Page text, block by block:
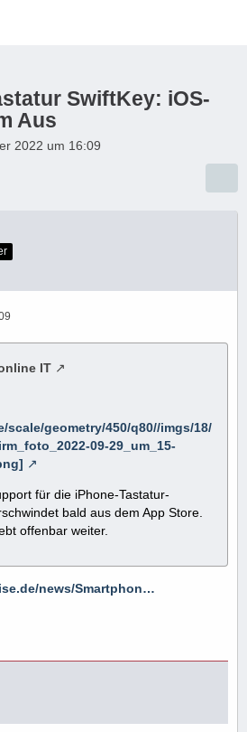
SwiftKey: iOS-
Aus
2022 um 16:09
IT
scale/geometry/450/q80//imgs/18/
09-29_um_15-
für die iPhone-Tastatur-
bald aus dem App Store.
offenbar weiter.
news/Smartphon…